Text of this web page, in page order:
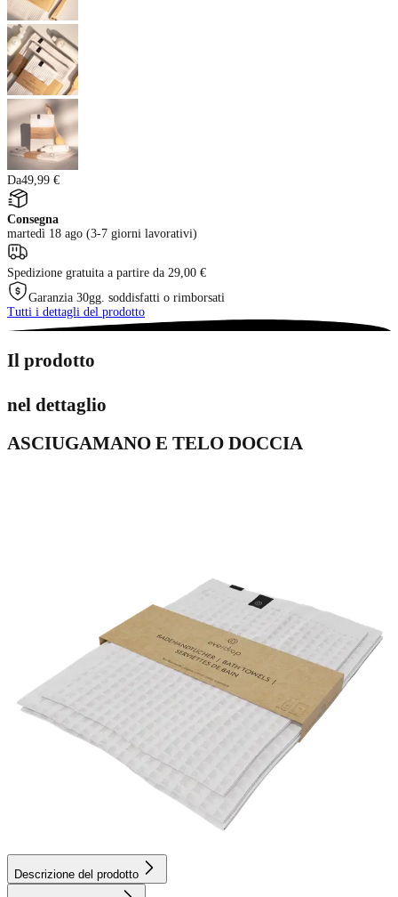
Da49,99 €
Consegna
martedì 18 ago (3-7 giorni lavorativi)
Spedizione gratuita a partire da 29,00 €
Garanzia 30gg. soddisfatti o rimborsati
Tutti i dettagli del prodotto
Il prodotto
nel dettaglio
ASCIUGAMANO E TELO DOCCIA
Descrizione del prodotto